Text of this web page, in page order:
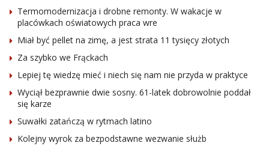
Termomodernizacja i drobne remonty. W wakacje w
placówkach oświatowych praca wre
Miał być pellet na zimę, a jest strata 11 tysięcy złotych
Za szybko we Frąckach
Lepiej tę wiedzę mieć i niech się nam nie przyda w praktyce
Wyciął bezprawnie dwie sosny. 61-latek dobrowolnie poddał
się karze
Suwałki zatańczą w rytmach latino
Kolejny wyrok za bezpodstawne wezwanie służb